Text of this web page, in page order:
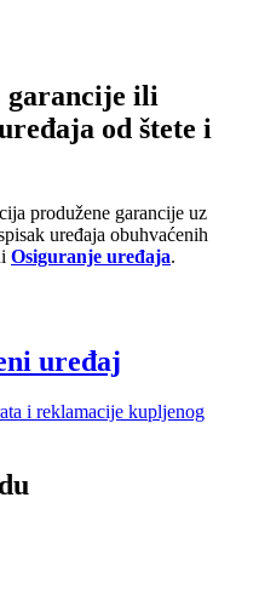
garancije ili
od štete i
produžene garancije uz
uređaja obuhvaćenih
Osiguranje uređaja.
uređaj
i reklamacije kupljenog